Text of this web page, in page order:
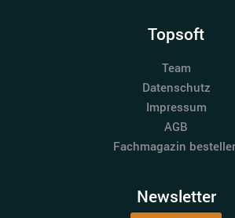
Topsoft
Team
Datenschutz
Impressum
AGB
Fachmagazin
Newsletter